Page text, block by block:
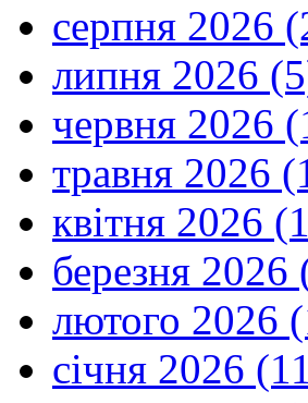
серпня 2026
липня 2026
червня 2026
травня 2026
квітня 2026
березня 2026
лютого 2026
січня 2026